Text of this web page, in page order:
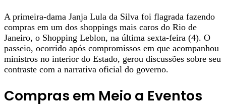
A primeira-dama Janja Lula da Silva foi flagrada fazendo
compras em um dos shoppings mais caros do Rio de
Janeiro, o Shopping Leblon, na última sexta-feira (4). O
passeio, ocorrido após compromissos em que acompanhou
ministros no interior do Estado, gerou discussões sobre seu
contraste com a narrativa oficial do governo.
Compras em Meio a Eventos